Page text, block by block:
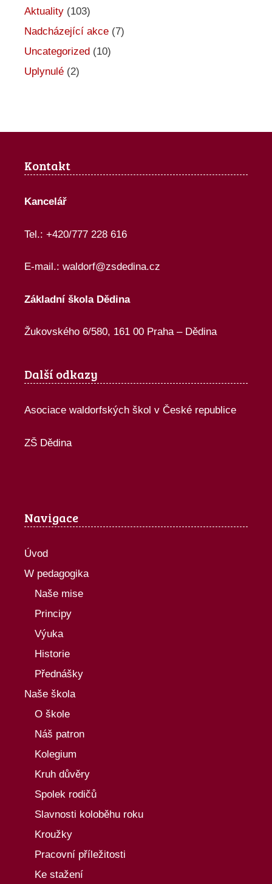
Aktuality (103)
Nadcházející akce (7)
Uncategorized (10)
Uplynulé (2)
Kontakt
Kancelář
Tel.: +420/777 228 616
E-mail.: waldorf@zsdedina.cz
Základní škola Dědina
Žukovského 6/580, 161 00 Praha – Dědina
Další odkazy
Asociace waldorfských škol v České republice
ZŠ Dědina
Navigace
Úvod
W pedagogika
Naše mise
Principy
Výuka
Historie
Přednášky
Naše škola
O škole
Náš patron
Kolegium
Kruh důvěry
Spolek rodičů
Slavnosti koloběhu roku
Kroužky
Pracovní příležitosti
Ke stažení